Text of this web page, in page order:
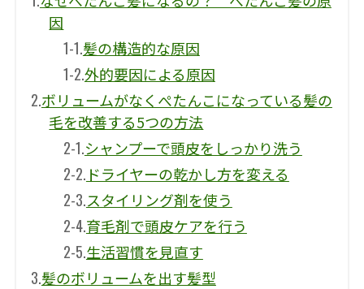
因
1-1.髪の構造的な原因
1-2.外的要因による原因
2.ボリュームがなくぺたんこになっている髪の
毛を改善する5つの方法
2-1.シャンプーで頭皮をしっかり洗う
2-2. ドライヤーの乾かし方を変える
2-3.スタイリング剤を使う
2-4.育毛剤で頭皮ケアを行う
2-5.生活習慣を見直す
3.髪のボリュームを出す髪型